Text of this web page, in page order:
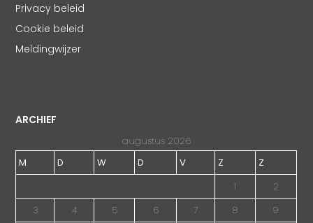
Privacy beleid
Cookie beleid
Meldingwijzer
ARCHIEF
augustus 2026
M
D W D V Z
Z
1
2
3
4 5 6 7 8
9